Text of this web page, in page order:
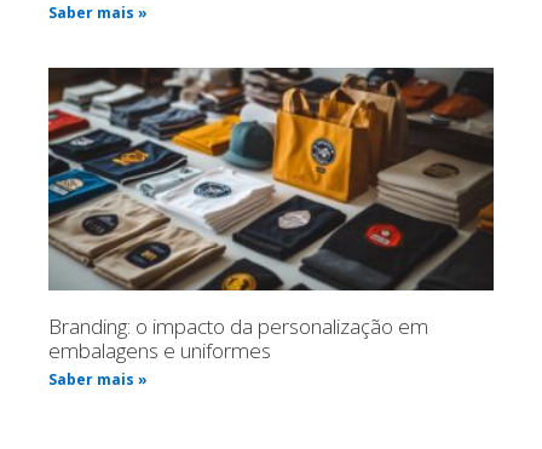
Saber mais »
Branding: o impacto da personalização em
embalagens e uniformes
Saber mais »